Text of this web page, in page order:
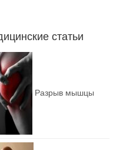
статьи
Разрыв мышцы